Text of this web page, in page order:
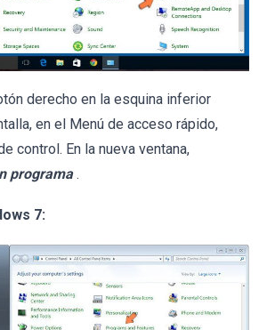
derecho en la esquina inferior
en el Menú de acceso rápido,
control. En la nueva ventana,
programa .
7: